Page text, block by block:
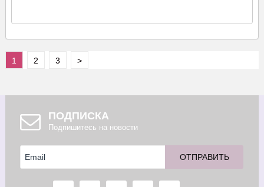
1 2 3 >
ПОДПИСКА
Подпишитесь на новости